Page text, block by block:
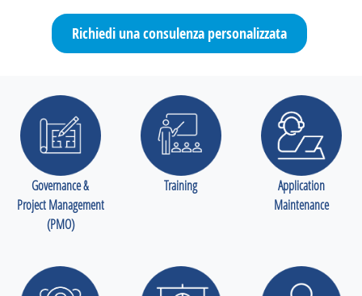
Richiedi una consulenza personalizzata
Governance &
Project Management
(PMO)
Training
Application
Maintenance